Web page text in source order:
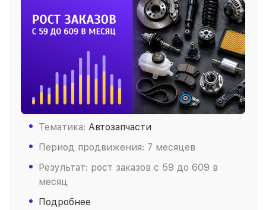
Тематика: Автозапчасти
Период продвижения: 7 месяцев
Результат: рост заказов c 59 до 609 в
месяц
Подробнее